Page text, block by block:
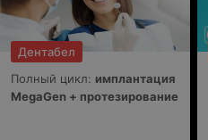
Дентабел
Полный цикл: имплантация
MegaGen + протезирование